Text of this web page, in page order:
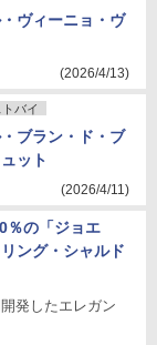
ヴィーニョ・ヴ
(2026/4/13)
バイ
ブラン・ド・ブ
ット
(2026/4/11)
％の「ジョエ
ング・シャルド
発したエレガン